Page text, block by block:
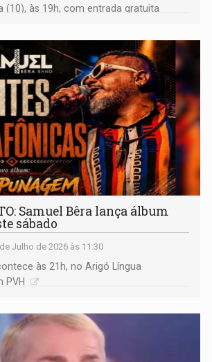
(10), às 19h, com entrada gratuita
Samuel Bêra lança álbum
sábado
Julho de 2026 às 11:30
às 21h, no Arigó Língua
PVH